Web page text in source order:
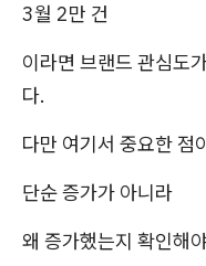
3월 2만 건
이라면 브랜드 관심도
다.
다만 여기서 중요한 점
단순 증가가 아니라
왜 증가했는지 확인해